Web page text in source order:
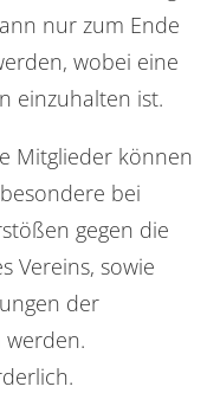
nur zum Ende
wobei eine
einzuhalten ist.
Mitglieder können
bei
gegen die
Vereins, sowie
der
werden.